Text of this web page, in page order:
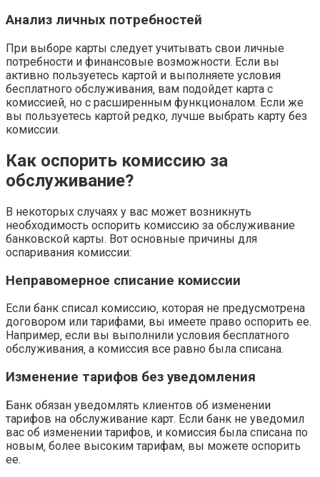
Анализ личных потребностей
При выборе карты следует учитывать свои личные
потребности и финансовые возможности. Если вы
активно пользуетесь картой и выполняете условия
бесплатного обслуживания‚ вам подойдет карта с
комиссией‚ но с расширенным функционалом. Если же
вы пользуетесь картой редко‚ лучше выбрать карту без
комиссии.
Как оспорить комиссию за
обслуживание?
В некоторых случаях у вас может возникнуть
необходимость оспорить комиссию за обслуживание
банковской карты. Вот основные причины для
оспаривания комиссии:
Неправомерное списание комиссии
Если банк списал комиссию‚ которая не предусмотрена
договором или тарифами‚ вы имеете право оспорить ее.
Например‚ если вы выполнили условия бесплатного
обслуживания‚ а комиссия все равно была списана.
Изменение тарифов без уведомления
Банк обязан уведомлять клиентов об изменении
тарифов на обслуживание карт. Если банк не уведомил
вас об изменении тарифов‚ и комиссия была списана по
новым‚ более высоким тарифам‚ вы можете оспорить
ее.